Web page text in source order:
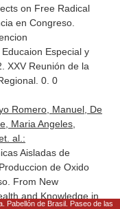
on Free Radical
en Congreso.
Especial y
XXV Reunión de la
0. 0
Romero, Manuel, De
Maria Angeles,
al.:
Aisladas de
de Oxido
From New
and Knowledge in
Pabellón de Brasil. Paseo de las